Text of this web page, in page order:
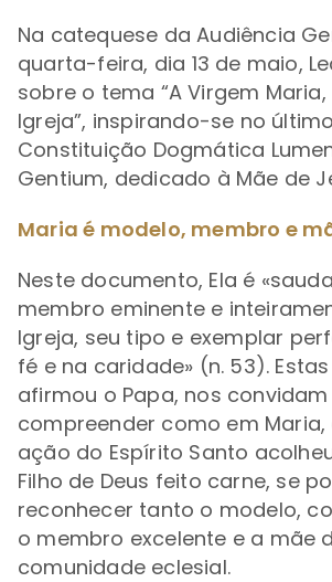
Na catequese da Audiência
quarta-feira, dia 13 de maio,
sobre o tema “A Virgem
Igreja”, inspirando-se no
Constituição Dogmática
Gentium, dedicado à Mãe de
Maria é modelo, membro e
Neste documento, Ela é
membro eminente e
Igreja, seu tipo e exemplar
fé e na caridade» (n. 53).
afirmou o Papa, nos
compreender como em Maria,
ação do Espírito Santo
Filho de Deus feito carne, se
reconhecer tanto o modelo,
o membro excelente e a mãe
comunidade eclesial.